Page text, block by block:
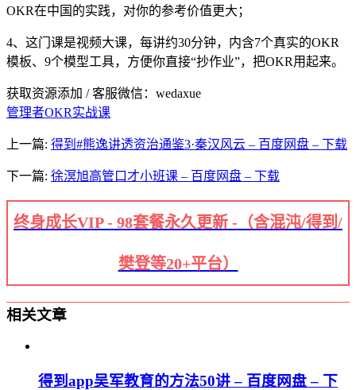
OKR在中国的实践，对你的参考价值更大；
4、这门课是视频大课，每讲约30分钟，内含7个真实的OKR
模板、9个模型工具，方便你直接“抄作业”，把OKR用起来。
获取资源添加 / 客服微信：wedaxue
管理者OKR实战课
上一篇: 得到#熊逸讲透资治通鉴3·秦汉风云 – 百度网盘 – 下载
下一篇: 徐溟旭高管口才小班课 – 百度网盘 – 下载
终身成长VIP - 98套餐永久更新 -（含混沌/得到/
樊登等20+平台）
相关文章
得到app吴军教育的方法50讲 – 百度网盘 – 下